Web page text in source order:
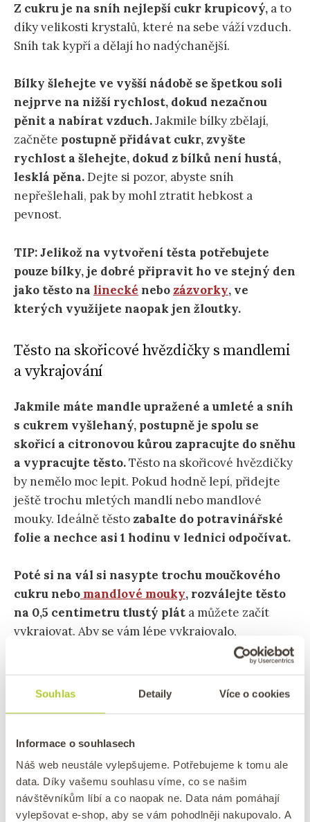
Souhlas Detaily Více o cookies
Informace o souhlasech
Náš web neustále vylepšujeme. Potřebujeme k tomu ale
data. Díky vašemu souhlasu víme, co se našim
návštěvníkům líbí a co naopak ne. Data nám pomáhají
vylepšovat e-shop, aby se vám pohodlněji nakupovalo. A
Z cukru je na sníh nejlepší cukr krupicový, a to
díky velikosti krystalů, které na sebe váží vzduch.
Sníh tak kypří a dělají ho nadýchanější.
Bílky šlehejte ve vyšší nádobě se špetkou soli
nejprve na nižší rychlost, dokud nezačnou
pěnit a nabírat vzduch.Jakmile bílky zbělají,
začněte postupně přidávat cukr, zvyšte
rychlost a šlehejte, dokud z bílků není hustá,
lesklá pěna.Dejte si pozor, abyste sníh
nepřešlehali, pak by mohl ztratit hebkost a
pevnost.
TIP: Jelikož na vytvoření těsta potřebujete
pouze bílky, je dobré připravit ho ve stejný den
jako těsto na linecké nebo zázvorky, ve
kterých využijete naopak jen žloutky.
Těsto na skořicové hvězdičky s mandlemi
a vykrajování
Jakmile máte mandle upražené a umleté a sníh
s cukrem vyšlehaný, postupně je spolu se
skořicí a citronovou kůrou zapracujte do sněhu
a vypracujte těsto.Těsto na skořicové hvězdičky
by nemělo moc lepit. Pokud hodně lepí, přidejte
ještě trochu mletých mandlí nebo mandlové
mouky. Ideálně těsto zabalte do potravinářské
folie a nechce asi 1 hodinu v lednici odpočívat.
Poté si na vál si nasypte trochu moučkového
cukru nebo mandlové mouky, rozválejte těsto
na 0,5 centimetru tlustý plát a můžete začít
vykrajovat. Aby se vám lépe vykrajovalo,
pokládejte vykrajovátko do moučkového cukru.